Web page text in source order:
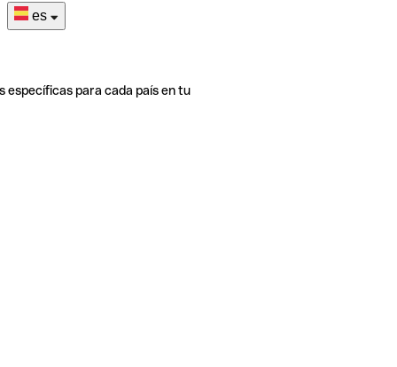
es
específicas para cada país en tu